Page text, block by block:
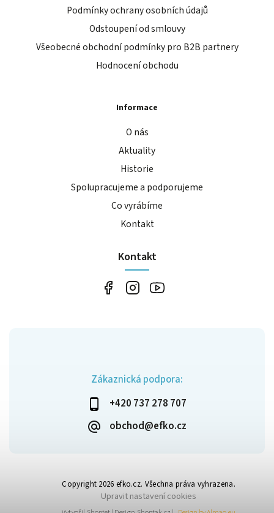
Zákaznická podpora:
+420 737 278 707
obchod@efko.cz
Podmínky ochrany osobních údajů
Odstoupení od smlouvy
Všeobecné obchodní podmínky pro B2B partnery
Hodnocení obchodu
Informace
O nás
Aktuality
Historie
Spolupracujeme a podporujeme
Co vyrábíme
Kontakt
Kontakt
Copyright 2026 efko.cz. Všechna práva vyhrazena.
Upravit nastavení cookies